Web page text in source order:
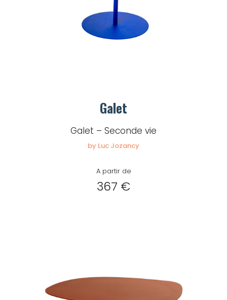
Galet
Galet – Seconde vie
by Luc Jozancy
A partir de
367 €